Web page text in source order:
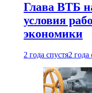
Глава ВТБ
условия
экономики
2 года спустя2 года